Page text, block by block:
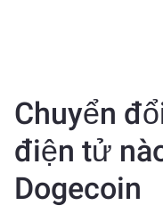
Chuyển
điện tử
Dogecoin